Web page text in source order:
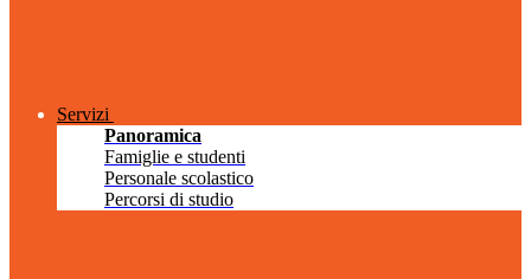
Servizi
Panoramica
Famiglie e studenti
Personale scolastico
Percorsi di studio